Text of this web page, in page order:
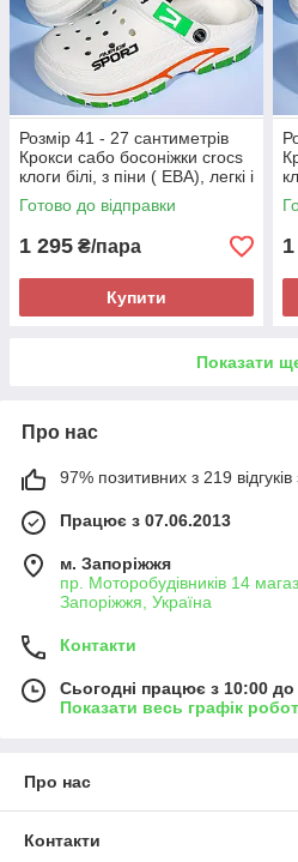
Розмір 41 - 27 сантиметрів
Крокси сабо босоніжки crocs
клоги білі, з піни ( ЕВА), легкі і
зручні
Готово до відправки
1 295 ₴/пара
Купити
Показати
Про нас
97% позитивних з 219 відгуків
Працює з 07.06.2013
м. Запоріжжя
пр. Моторобудівників 14
Запоріжжя, Україна
Контакти
Сьогодні працює з 10:00 до
Показати весь графік
Про нас
Контакти